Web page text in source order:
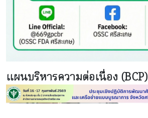
แผนบริหารความต่อเนื่อง (BCP)